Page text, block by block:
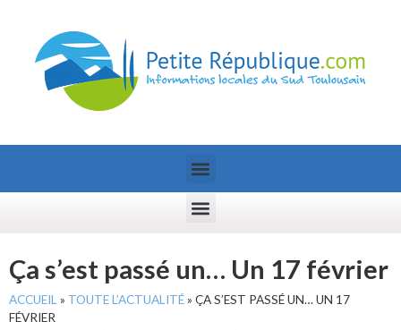
Ça s’est passé un… Un 17 février
ACCUEIL » TOUTE L’ACTUALITÉ» ÇA S’EST PASSÉ UN… UN 17
FÉVRIER